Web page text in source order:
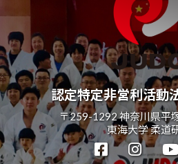
認定特定非営利活動
〒259-1292 神奈川県平
東海大学 柔道